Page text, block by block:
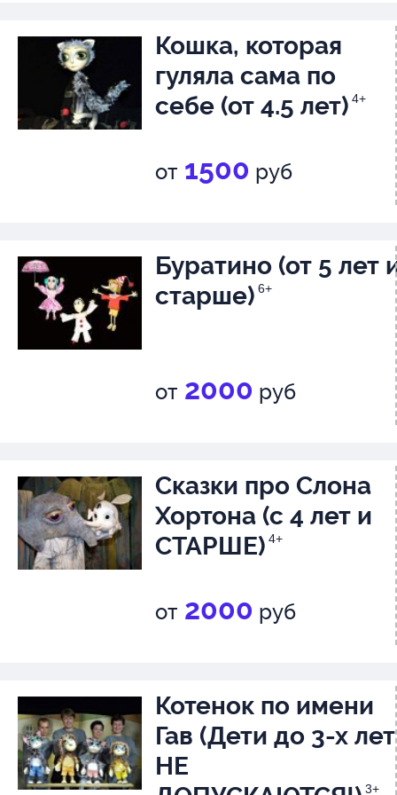
Гав», веселый, легкий,
полный мягкого юмора и
каламбуров.
Спектакль в 2-х действиях с
Билет берется на КАЖДОГО,
от возраста и занимаемого
Кошка, которая
гуляла сама по
себе (от 4.5 лет) 4+
от 1500 руб
Буратино (от 5 лет
старше) 6+
от 2000 руб
Сказки про Слона
Хортона (с 4 лет и
СТАРШЕ) 4+
от 2000 руб
Котенок по имени
Гав (Дети до 3-х лет
НЕ
3+